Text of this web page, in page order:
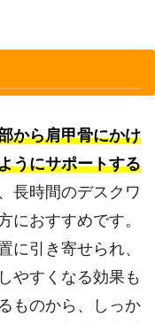
から肩甲骨にかけ
うにサポートする
長時間のデスクワ
におすすめです。
に引き寄せられ、
やすくなる効果も
ものから、しっか